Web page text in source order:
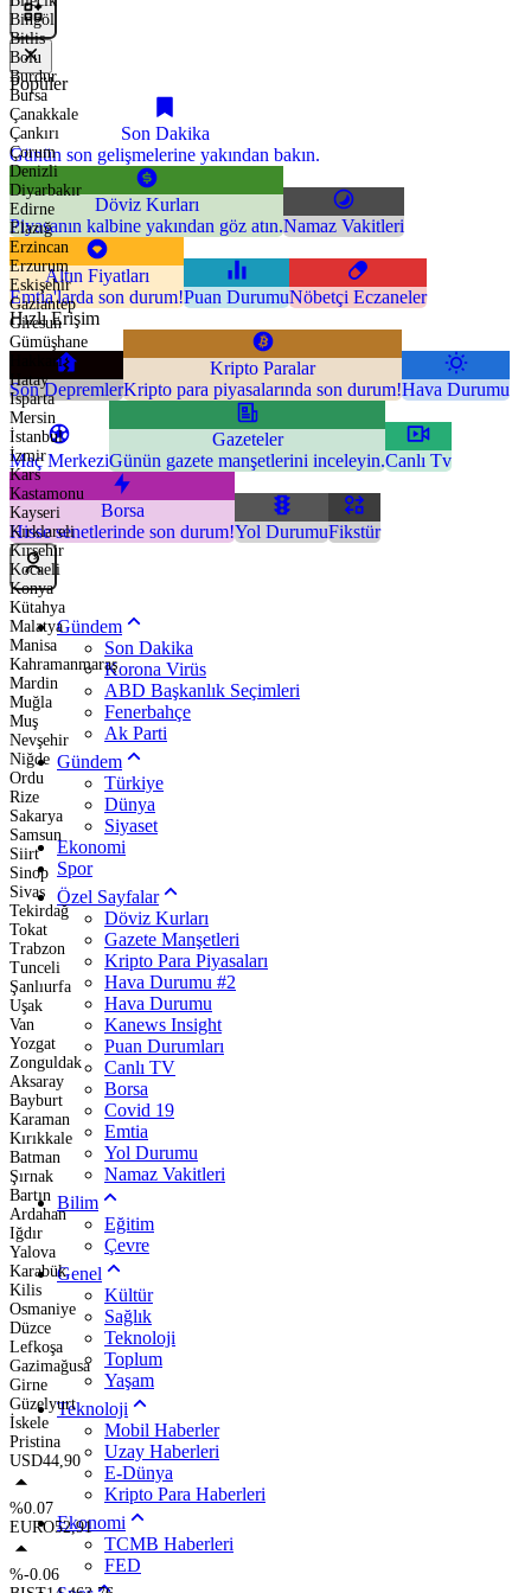
Bingöl
Bitlis
Bolu
Burdur
Bursa
Çanakkale
Çankırı
Çorum
Denizli
Diyarbakır
Edirne
Elazığ
Erzincan
Erzurum
Eskişehir
Gaziantep
Giresun
Gümüşhane
Hakkari
Hatay
Isparta
Mersin
İstanbul
İzmir
Kars
Kastamonu
Kayseri
Kırklareli
Kırşehir
Kocaeli
Konya
Kütahya
Malatya
Manisa
Kahramanmaraş
Mardin
Muğla
Muş
Nevşehir
Niğde
Ordu
Rize
Sakarya
Samsun
Siirt
Sinop
Sivas
Tekirdağ
Tokat
Trabzon
Tunceli
Şanlıurfa
Uşak
Van
Yozgat
Zonguldak
Aksaray
Bayburt
Karaman
Kırıkkale
Batman
Şırnak
Bartın
Ardahan
Iğdır
Yalova
Karabük
Kilis
Osmaniye
Düzce
Lefkoşa
Gazimağusa
Girne
Güzelyurt
İskele
Pristina
USD44,90
%0.07
EURO52,91
%-0.06
Popüler
Son Dakika
Günün son gelişmelerine yakından bakın.
Döviz Kurları
Piyasanın kalbine yakından göz atın.Namaz Vakitleri
Altın Fiyatları
Emtia'larda son durum!Puan DurumuNöbetçi Eczaneler
Hızlı Erişim
Son Depremler
Kripto Paralar
Kripto para piyasalarında son durum!Hava Durumu
Maç Merkezi
Gazeteler
Günün gazete manşetlerini inceleyin.Canlı Tv
Borsa
Hisse senetlerinde son durum!Yol DurumuFikstür
Gündem
Son Dakika
Korona Virüs
ABD Başkanlık Seçimleri
Fenerbahçe
Ak Parti
Gündem
Türkiye
Dünya
Siyaset
Ekonomi
Spor
Özel Sayfalar
Döviz Kurları
Gazete Manşetleri
Kripto Para Piyasaları
Hava Durumu #2
Hava Durumu
Kanews Insight
Puan Durumları
Canlı TV
Borsa
Covid 19
Emtia
Yol Durumu
Namaz Vakitleri
Bilim
Eğitim
Çevre
Genel
Kültür
Sağlık
Teknoloji
Toplum
Yaşam
Teknoloji
Mobil Haberler
Uzay Haberleri
E-Dünya
Kripto Para Haberleri
Ekonomi
TCMB Haberleri
FED